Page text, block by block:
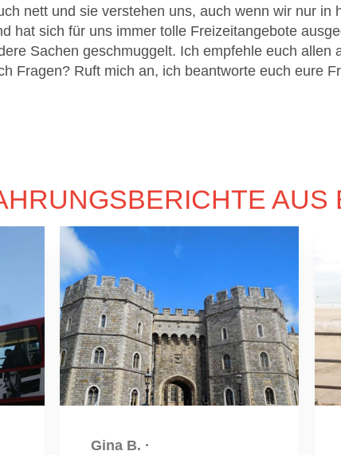
nett und sie verstehen uns, auch wenn wir nur
hat sich für uns immer tolle Freizeitangebote
Sachen geschmuggelt. Ich empfehle euch allen
Fragen? Ruft mich an, ich beantworte euch eure
AUS
Gina B. ·